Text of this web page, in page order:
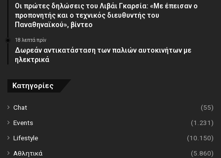
Οι πρώτες δηλώσεις του Λιβάι Γκαρσία: «Με έπεισαν ο
προπονητής και ο τεχνικός διευθυντής του
Παναθηναϊκού», βίντεο
18 λεπτά πρίν
Δωρεάν αντικατάσταση των παλιών αυτοκινήτων με
ηλεκτρικά
Κατηγορίες
Chat
(55)
Events
(1.231)
Lifestyle
(10.150)
Αθλητικά
(5.860)